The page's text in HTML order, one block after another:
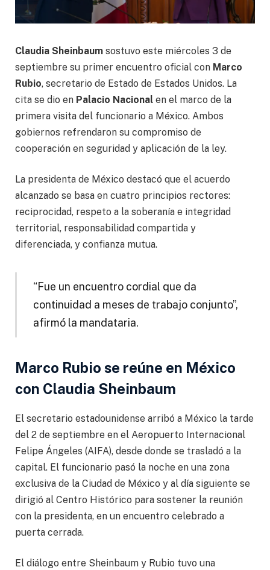
Claudia Sheinbaum sostuvo este miércoles 3 de
septiembre su primer encuentro oficial con Marco
Rubio, secretario de Estado de Estados Unidos. La
cita se dio en Palacio Nacional en el marco de la
primera visita del funcionario a México. Ambos
gobiernos refrendaron su compromiso de
cooperación en seguridad y aplicación de la ley.
La presidenta de México destacó que el acuerdo
alcanzado se basa en cuatro principios rectores:
reciprocidad, respeto a la soberanía e integridad
territorial, responsabilidad compartida y
diferenciada, y confianza mutua.
“Fue un encuentro cordial que da
continuidad a meses de trabajo conjunto”,
afirmó la mandataria.
Marco Rubio se reúne en México
con Claudia Sheinbaum
El secretario estadounidense arribó a México la tarde
del 2 de septiembre en el Aeropuerto Internacional
Felipe Ángeles (AIFA), desde donde se trasladó a la
capital. El funcionario pasó la noche en una zona
exclusiva de la Ciudad de México y al día siguiente se
dirigió al Centro Histórico para sostener la reunión
con la presidenta, en un encuentro celebrado a
puerta cerrada.
El diálogo entre Sheinbaum y Rubio tuvo una